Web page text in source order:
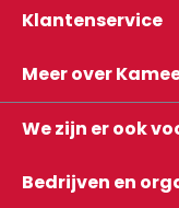
Klantenservice
Meer over
We zijn er ook
Bedrijven en